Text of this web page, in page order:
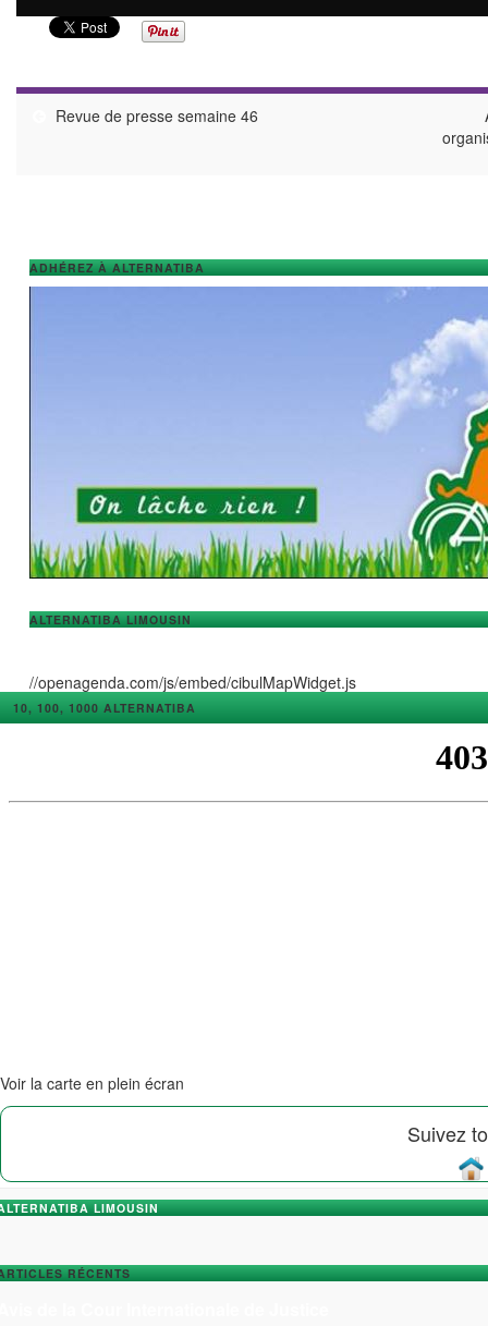
Revue de presse semaine 46
ADHÉREZ À ALTERNATIBA
ALTERNATIBA LIMOUSIN
//openagenda.com/js/embed/cibulMapWidget.js
10, 100, 1000 ALTERNATIBA
Voir la carte en plein écran
Suivez
LIMOUSIN
RÉCENTS